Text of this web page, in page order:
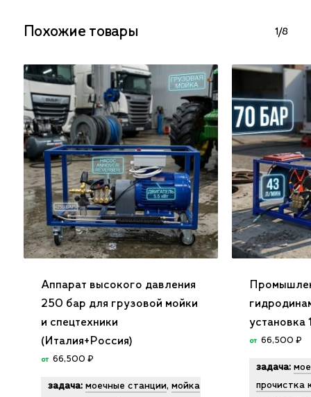
Похожие товары 1/8
Аппарат высокого давления
250 бар для грузовой мойки
и спецтехники
(Италия+Россия)
от 66,500 ₽
задача: моечные станции, мойка
установка
от 66,500 ₽
задача:
прочистка